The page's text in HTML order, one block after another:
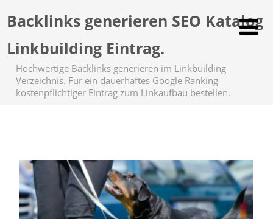
Backlinks generieren SEO Katalog
Linkbuilding Eintrag.
Hochwertige Backlinks generieren im Linkbuilding
Verzeichnis. Für ein dauerhaftes Google Ranking
kostenpflichtiger Eintrag zum Linkaufbau bestellen.